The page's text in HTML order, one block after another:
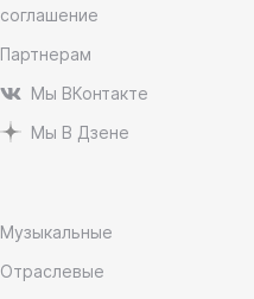
соглашение
Партнерам
Мы ВКонтакте
Мы В Дзене
Музыкальные
Отраслевые